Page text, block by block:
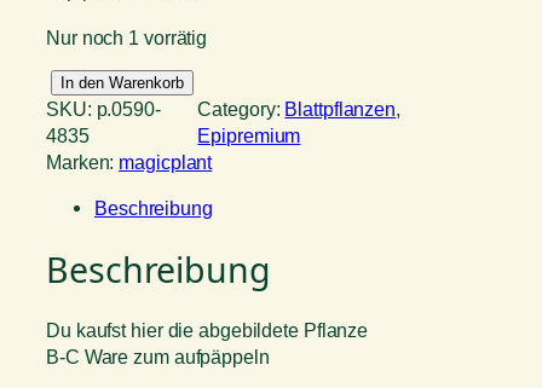
Nur noch 1 vorrätig
c
i
n
s
s
T
In den Warenkorb
SKU: p.0590-
4835
Category: Blattpflanzen
Epipremium
Marken: magicplant
Beschreibung
Beschreibung
Du kaufst hier die abgebildete Pflanze
B-C Ware zum aufpäppeln